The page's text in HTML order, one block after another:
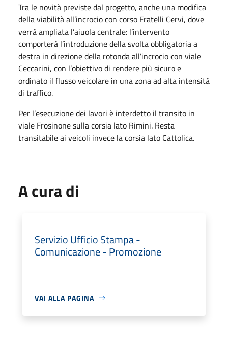
Tra le novità previste dal progetto, anche una modifica
della viabilità all’incrocio con corso Fratelli Cervi, dove
verrà ampliata l’aiuola centrale: l’intervento
comporterà l’introduzione della svolta obbligatoria a
destra in direzione della rotonda all’incrocio con viale
Ceccarini, con l’obiettivo di rendere più sicuro e
ordinato il flusso veicolare in una zona ad alta intensità
di traffico.
Per l’esecuzione dei lavori è interdetto il transito in
viale Frosinone sulla corsia lato Rimini. Resta
transitabile ai veicoli invece la corsia lato Cattolica.
A cura di
Servizio Ufficio Stampa -
Comunicazione - Promozione
VAI ALLA PAGINA